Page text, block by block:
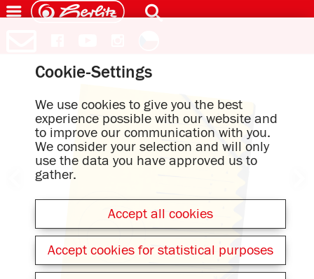
Cookie-Settings
We use cookies to give you the best
experience possible with our website and
to improve our communication with you.
We consider your selection and will only
use the data you have approved us to
gather.
Accept all cookies
Accept cookies for statistical purposes